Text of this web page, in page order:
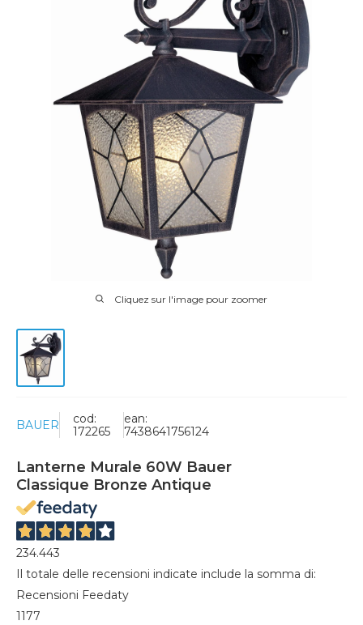
Cliquez sur l'image pour zoomer
BAUER
cod:
172265
ean:
7438641756124
Lanterne Murale 60W Bauer
Classique Bronze Antique
234.443
Il totale delle recensioni indicate include la somma di:
Recensioni Feedaty
1177